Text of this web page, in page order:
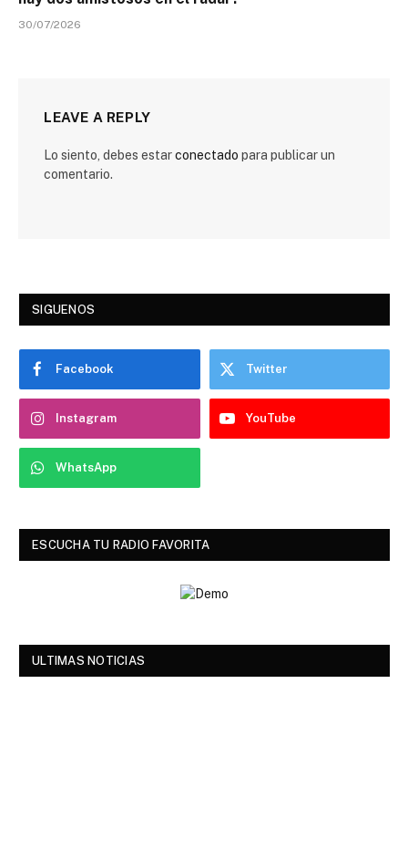
30/07/2026
LEAVE A REPLY
Lo siento, debes estarconectado para publicar un
comentario.
SIGUENOS
Facebook Twitter
Instagram YouTube
WhatsApp
ESCUCHA TU RADIO FAVORITA
ULTIMAS NOTICIAS